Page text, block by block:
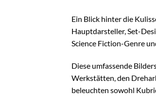
Ein Blick hinter die
Hauptdarsteller, Set-
Science Fiction-Genre
Diese umfassende
Werkstätten, den
beleuchten sowohl